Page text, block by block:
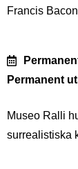
Francis
Permanent
Museo Ralli
surrealistiska